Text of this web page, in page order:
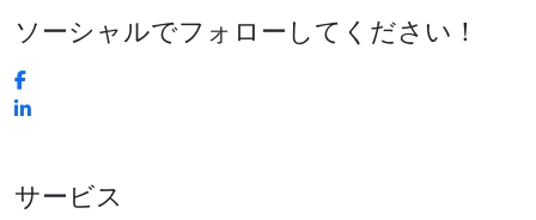
ソーシャルでフォローしてください！
サービス